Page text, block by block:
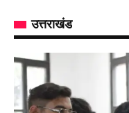
उत्तराखंड